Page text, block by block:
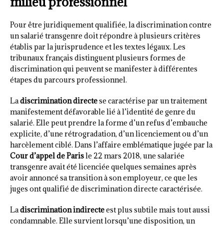
Pour être juridiquement qualifiée, la discrimination contre
un salarié transgenre doit répondre à plusieurs critères
établis par la jurisprudence et les textes légaux. Les
tribunaux français distinguent plusieurs formes de
discrimination qui peuvent se manifester à différentes
étapes du parcours professionnel.
Ladiscrimination directese caractérise par un traitement
manifestement défavorable lié à l’identité de genre du
salarié. Elle peut prendre la forme d’un refus d’embauche
explicite, d’une rétrogradation, d’un licenciement ou d’un
harcèlement ciblé. Dans l’affaire emblématique jugée par la
Cour d’appel de Parisle 22 mars 2018, une salariée
transgenre avait été licenciée quelques semaines après
avoir annoncé sa transition à son employeur, ce que les
juges ont qualifié de discrimination directe caractérisée.
Ladiscrimination indirecteest plus subtile mais tout aussi
condamnable. Elle survient lorsqu’une disposition, un